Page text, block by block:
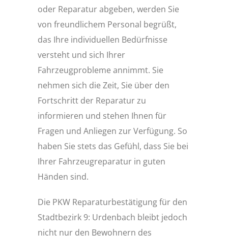
oder Reparatur abgeben, werden Sie
von freundlichem Personal begrüßt,
das Ihre individuellen Bedürfnisse
versteht und sich Ihrer
Fahrzeugprobleme annimmt. Sie
nehmen sich die Zeit, Sie über den
Fortschritt der Reparatur zu
informieren und stehen Ihnen für
Fragen und Anliegen zur Verfügung. So
haben Sie stets das Gefühl, dass Sie bei
Ihrer Fahrzeugreparatur in guten
Händen sind.
Die PKW Reparaturbestätigung für den
Stadtbezirk 9: Urdenbach bleibt jedoch
nicht nur den Bewohnern des